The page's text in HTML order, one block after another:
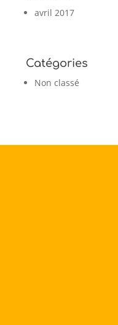
avril 2017
Catégories
Non classé